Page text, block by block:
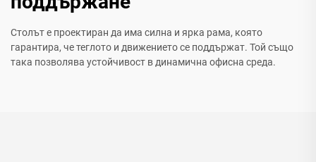
Столът е проектиран да има силна и ярка рама, която
гарантира, че теглото и движението се поддържат. Той също
така позволява устойчивост в динамична офисна среда.